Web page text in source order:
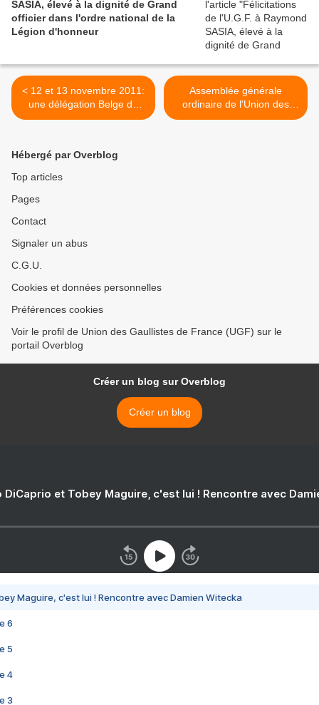
SASIA, élevé à la dignité de Grand
officier dans l'ordre national de la
Légion d'honneur
< 12 et 13 novembre 2011:
une délégation Belge de
l'Union des Gaullistes de
Assemblée générale
ordinaire de l'Union des
Gaullistes de France (UGF)
Hébergé par Overblog
Top articles
Pages
Contact
Signaler un abus
C.G.U.
Cookies et données personnelles
Préférences cookies
Voir le profil de Union des Gaullistes de France (UGF) sur le
portail Overblog
Créer un blog sur Overblog
Créer un blog
DiCaprio et Tobey Maguire, c'est lui ! Rencontre avec
Maguire, c'est lui ! Rencontre avec Damien Witecka
6
5
4
3